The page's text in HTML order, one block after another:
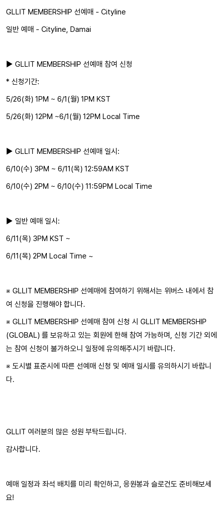
GLLIT MEMBERSHIP 선예매 - Cityline
일반 예매 - Cityline, Damai
▶ GLLIT MEMBERSHIP 선예매 참여 신청
* 신청기간:
5/26(화) 1PM ~ 6/1(월) 1PM KST
5/26(화) 12PM ~6/1(월) 12PM Local Time
▶ GLLIT MEMBERSHIP 선예매 일시:
6/10(수) 3PM ~ 6/11(목) 12:59AM KST
6/10(수) 2PM ~ 6/10(수) 11:59PM Local Time
▶ 일반 예매 일시:
6/11(목) 3PM KST ~
6/11(목) 2PM Local Time ~
※ GLLIT MEMBERSHIP 선예매에 참여하기 위해서는 위버스 내에서 참
여 신청을 진행해야 합니다.
※ GLLIT MEMBERSHIP 선예매 참여 신청 시 GLLIT MEMBERSHIP
(GLOBAL) 를 보유하고 있는 회원에 한해 참여 가능하며, 신청 기간 외에
는 참여 신청이 불가하오니 일정에 유의해주시기 바랍니다.
※ 도시별 표준시에 따른 선예매 신청 및 예매 일시를 유의하시기 바랍니
다.
GLLIT 여러분의 많은 성원 부탁드립니다.
감사합니다.
예매 일정과 좌석 배치를 미리 확인하고, 응원봉과 슬로건도 준비해보세
요!